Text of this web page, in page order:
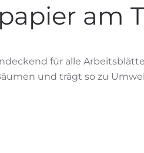
am
für alle
und trägt so zu